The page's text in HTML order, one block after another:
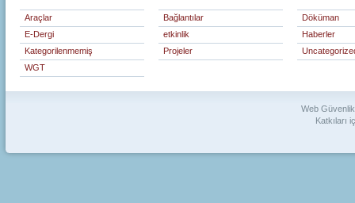
Araçlar Bağlantılar
Döküman
E-Dergi
etkinlik
Haberler
Kategorilenmemiş
Projeler
WGT
Web
Katkıları